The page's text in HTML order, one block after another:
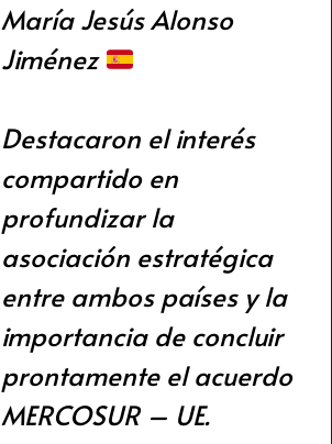
María Jesús Alonso
Jiménez
Destacaron el interés
compartido en
profundizar la
asociación estratégica
entre ambos países y la
importancia de concluir
prontamente el acuerdo
MERCOSUR – UE.